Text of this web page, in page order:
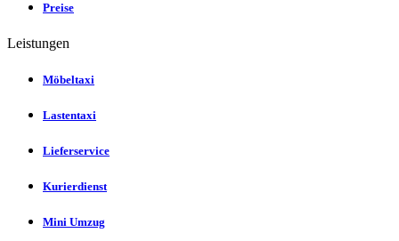
Preise
Leistungen
Möbeltaxi
Lastentaxi
Lieferservice
Kurierdienst
Mini Umzug